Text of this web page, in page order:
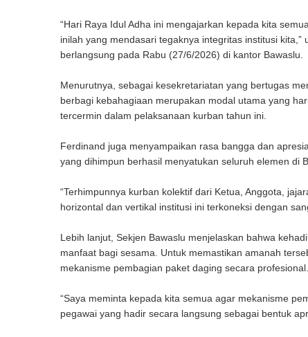
“Hari Raya Idul Adha ini mengajarkan kepada kita
inilah yang mendasari tegaknya integritas institusi
berlangsung pada Rabu (27/6/2026) di kantor Bawaslu.
Menurutnya, sebagai kesekretariatan yang bertugas
berbagi kebahagiaan merupakan modal utama yang
tercermin dalam pelaksanaan kurban tahun ini.
Ferdinand juga menyampaikan rasa bangga dan
yang dihimpun berhasil menyatukan seluruh elemen di
“Terhimpunnya kurban kolektif dari Ketua, Anggota,
horizontal dan vertikal institusi ini terkoneksi dengan
Lebih lanjut, Sekjen Bawaslu menjelaskan bahwa
manfaat bagi sesama. Untuk memastikan amanah
mekanisme pembagian paket daging secara profesional.
“Saya meminta kepada kita semua agar mekanisme
pegawai yang hadir secara langsung sebagai bentuk